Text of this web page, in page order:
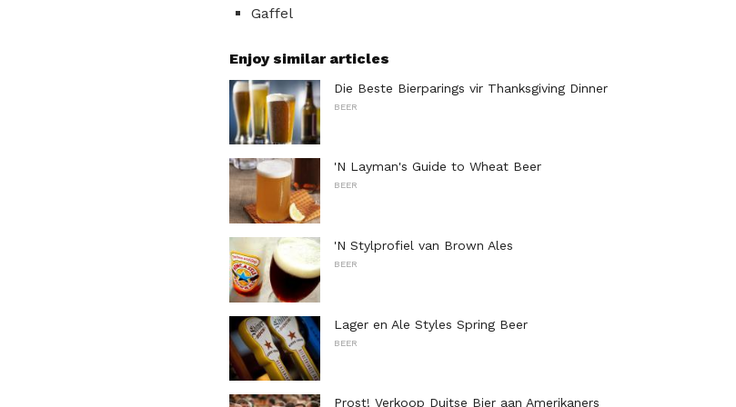
Gaffel
Enjoy similar articles
Die Beste Bierparings vir Thanksgiving Dinner
BEER
'N Layman's Guide to Wheat Beer
BEER
'N Stylprofiel van Brown Ales
BEER
Lager en Ale Styles Spring Beer
BEER
Prost! Verkoop Duitse Bier aan Amerikaners